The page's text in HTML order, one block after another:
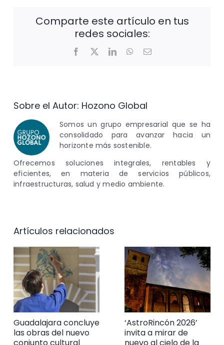
Comparte este artículo en tus
redes sociales:
Facebook
X LinkedInWhatsApp
Correo
Sobre el Autor: Hozono Global
Somos un grupo empresarial que se ha
consolidado para avanzar hacia un
horizonte más sostenible.
Ofrecemos soluciones integrales, rentables y
eficientes, en materia de servicios públicos,
infraestructuras, salud y medio ambiente.
Artículos relacionados
Guadalajara concluye
las obras del nuevo
‘AstroRincón 2026’
invita a mirar de